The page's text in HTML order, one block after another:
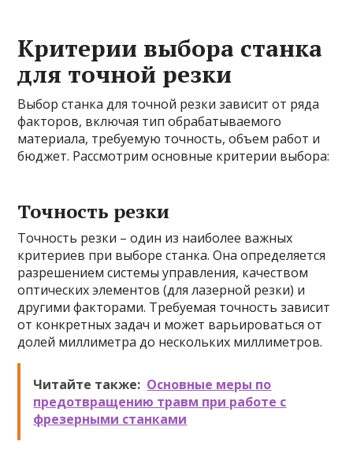
Критерии выбора станка
для точной резки
Выбор станка для точной резки зависит от ряда
факторов, включая тип обрабатываемого
материала, требуемую точность, объем работ и
бюджет. Рассмотрим основные критерии выбора:
Точность резки
Точность резки – один из наиболее важных
критериев при выборе станка. Она определяется
разрешением системы управления, качеством
оптических элементов (для лазерной резки) и
другими факторами. Требуемая точность зависит
от конкретных задач и может варьироваться от
долей миллиметра до нескольких миллиметров.
Читайте также: Основные меры по
предотвращению травм при работе с
фрезерными станками